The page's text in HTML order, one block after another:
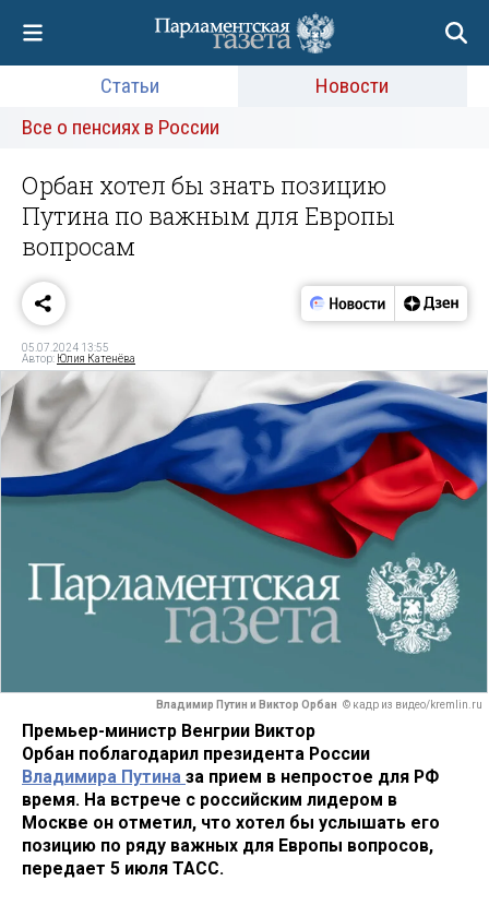
Статьи
Новости
Все о пенсиях в России
Орбан хотел бы знать позицию
Путина по важным для Европы
вопросам
05.07.2024 13:55
Автор: Юлия Катенёва
Владимир Путин и Виктор Орбан © кадр из видео/kremlin.ru
Премьер-министр Венгрии Виктор
Орбан поблагодарил президента России
Владимира Путина за прием в непростое для РФ
время. На встрече с российским лидером в
Москве он отметил, что хотел бы услышать его
позицию по ряду важных для Европы вопросов,
передает 5 июля ТАСС.